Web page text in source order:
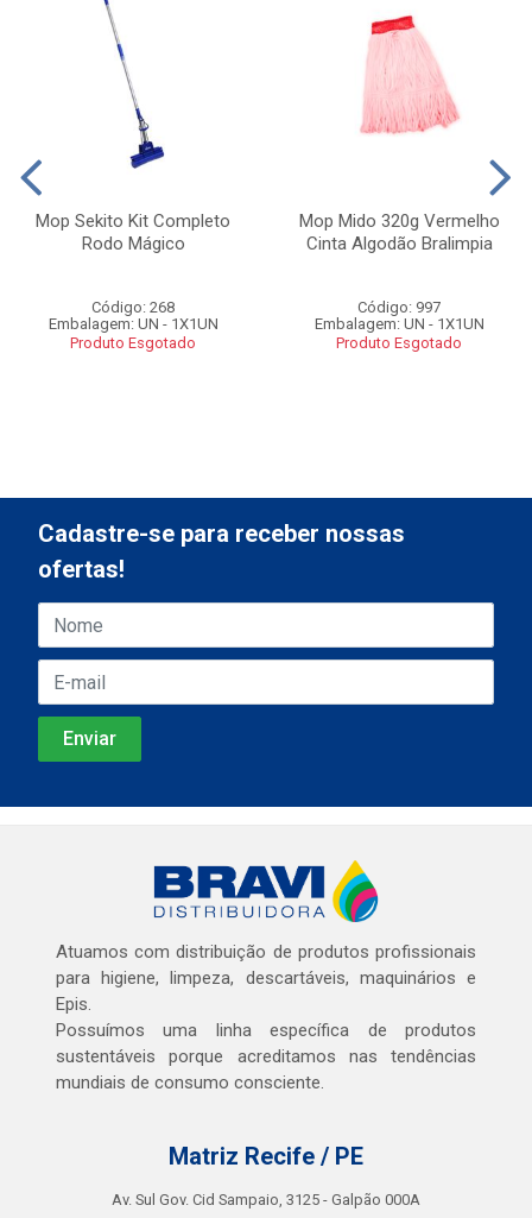
Mop Sekito Kit Completo
Rodo Mágico
Código: 268
Embalagem: UN - 1X1UN
Produto Esgotado
Mop Mido 320g Vermelho
Cinta Algodão Bralimpia
Código: 997
Embalagem: UN - 1X1UN
Produto Esgotado
Cadastre-se para receber nossas
ofertas!
Atuamos com distribuição de produtos profissionais
para higiene, limpeza, descartáveis, maquinários e
Epis.
Possuímos uma linha específica de produtos
sustentáveis porque acreditamos nas tendências
mundiais de consumo consciente.
Matriz Recife / PE
Av. Sul Gov. Cid Sampaio, 3125 - Galpão 000A